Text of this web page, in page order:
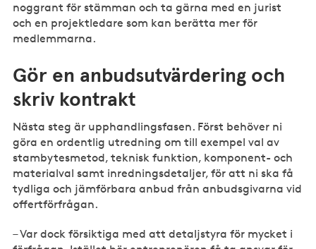
noggrant för stämman och ta gärna med en jurist
och en projektledare som kan berätta mer för
medlemmarna.
Gör en anbudsutvärdering och
skriv kontrakt
Nästa steg är upphandlingsfasen. Först behöver ni
göra en ordentlig utredning om till exempel val av
stambytesmetod, teknisk funktion, komponent- och
materialval samt inredningsdetaljer, för att ni ska få
tydliga och jämförbara anbud från anbudsgivarna vid
offertförfrågan.
– Var dock försiktiga med att detaljstyra för mycket i